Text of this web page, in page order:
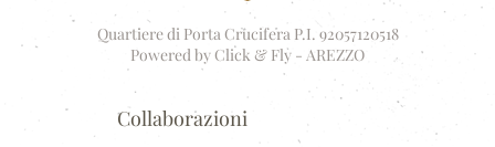
Quartiere di Porta Crucifera P.I. 92057120518
Powered byClick & Fly - AREZZO
Collaborazioni